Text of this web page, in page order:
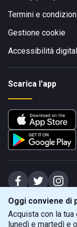
Oggi conviene di
Acquista con la tua
lunedì e martedì e
Termini e
Gestione cookie
Accessibilità
Scarica l'app
Spiagge Srl - Sede
capitale sociale Euro
Sede operativa: Via